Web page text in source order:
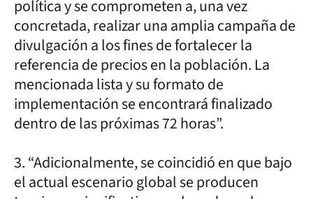
política y se comprometen a, una vez
concretada, realizar una amplia campaña de
divulgación a los fines de fortalecer la
referencia de precios en la población. La
mencionada lista y su formato de
implementación se encontrará finalizado
dentro de las próximas 72 horas”.
3. “Adicionalmente, se coincidió en que bajo
el actual escenario global se producen